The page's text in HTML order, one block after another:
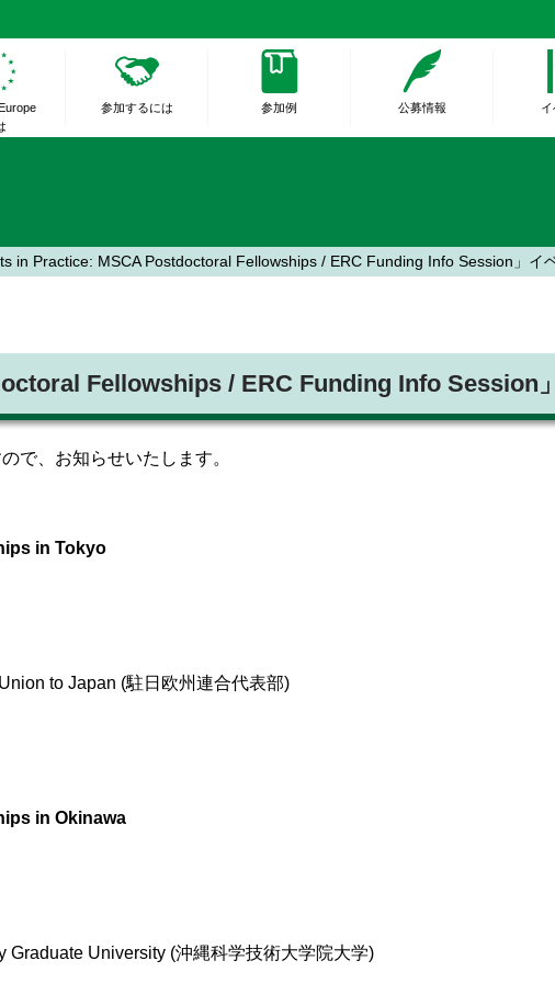
参加するには 参加例 公募情報 イ
in Practice: MSCA Postdoctoral Fellowships / ERC Funding Info Session」イ
Fellowships / ERC Funding Info Session
で、お知らせいたします。
in Tokyo
to Japan (駐日欧州連合代表部)
in Okinawa
University (沖縄科学技術大学院大学)